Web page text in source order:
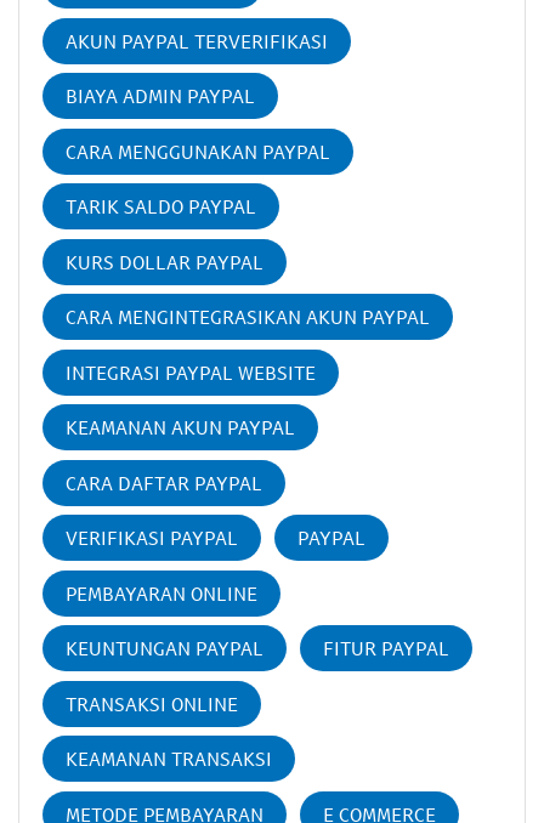
AKUN PAYPAL TERVERIFIKASI
BIAYA ADMIN PAYPAL
CARA MENGGUNAKAN PAYPAL
TARIK SALDO PAYPAL
KURS DOLLAR PAYPAL
CARA MENGINTEGRASIKAN AKUN PAYPAL
INTEGRASI PAYPAL WEBSITE
KEAMANAN AKUN PAYPAL
CARA DAFTAR PAYPAL
VERIFIKASI PAYPAL PAYPAL
PEMBAYARAN ONLINE
KEUNTUNGAN PAYPAL FITUR PAYPAL
TRANSAKSI ONLINE
KEAMANAN TRANSAKSI
METODE PEMBAYARAN E COMMERCE